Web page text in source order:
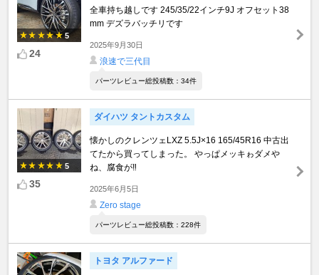
5
24
全車持ち越しです 245/35/22インチ9J オフセット38
mm デズラバッチリです
2025年9月30日
浪速で三代目
パーツレビュー総投稿数：34件
5
35
ダイハツ タントカスタム
懐かしのクレンツェLXZ 5.5J×16 165/45R16 中古出
てたから買ってしまった。 やっぱメッキゎダメや
ね、腐食が‼️
2025年6月5日
Zero stage
パーツレビュー総投稿数：228件
トヨタ アルファード